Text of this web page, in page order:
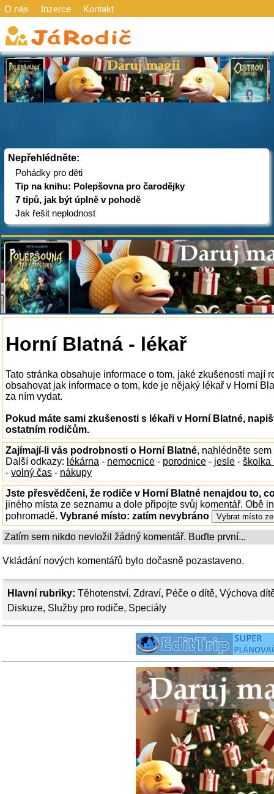
O nás Inzerce Kontakt
Nepřehlédněte:
Pohádky pro děti
Tip na knihu: Polepšovna pro čarodějky
7 tipů, jak být úplně v pohodě
Jak řešit neplodnost
Hlavní rubriky: Těhotenství, Zdraví, Péče o dítě, Výchova
Diskuze, Služby pro rodiče, Speciály
Horní Blatná - lékař
Tato stránka obsahuje informace o tom, jaké zkušenosti mají
obsahovat jak informace o tom, kde je nějaký lékař v Horní
za ním vydat.
Pokud máte sami zkušenosti s lékaři v Horní Blatné,
ostatním rodičům.
Zajímají-li vás podrobnosti o Horní Blatné, nahlédněte
Další odkazy: lékárna - nemocnice - porodnice - jesle - školka
- volný čas - nákupy
Jste přesvědčeni, že rodiče v Horní Blatné nenajdou to,
jiného místa ze seznamu a dole připojte svůj komentář. Obě
pohromadě. Vybrané místo: zatím nevybráno
Zatím sem nikdo nevložil žádný komentář. Buďte první...
Vkládání nových komentářů bylo dočasně pozastaveno.